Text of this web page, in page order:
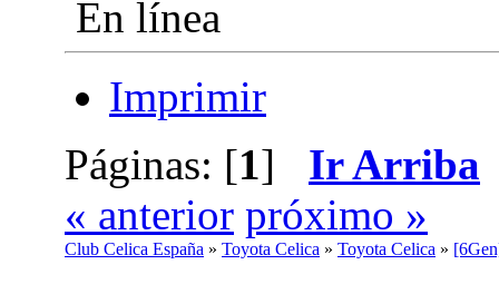
En línea
Imprimir
Páginas: [1] Ir Arriba
« anterior próximo »
Club Celica España » Toyota Celica » Toyota Celica »